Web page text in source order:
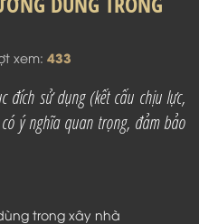
xem: 433
đích sử dụng (kết cấu chịu lực,
ý nghĩa quan trọng, đảm bảo
trong xây nhà